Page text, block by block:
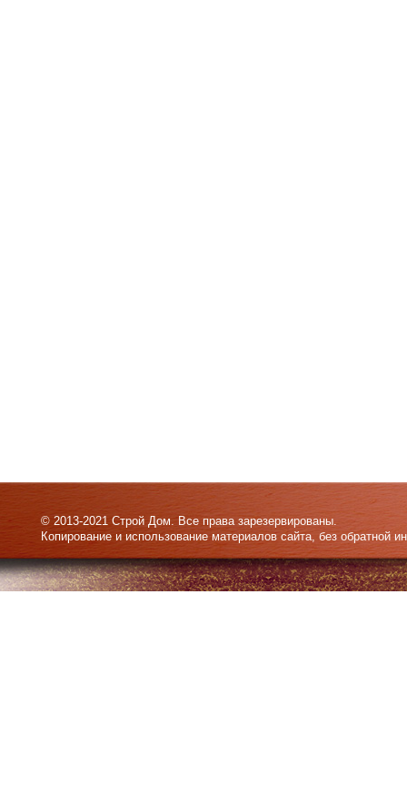
© 2013-2021 Строй Дом. Все права зарезервированы.
Копирование и использование материалов сайта, без обратной